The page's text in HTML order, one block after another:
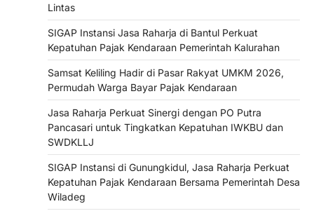
Lintas
SIGAP Instansi Jasa Raharja di Bantul Perkuat
Kepatuhan Pajak Kendaraan Pemerintah Kalurahan
Samsat Keliling Hadir di Pasar Rakyat UMKM 2026,
Permudah Warga Bayar Pajak Kendaraan
Jasa Raharja Perkuat Sinergi dengan PO Putra
Pancasari untuk Tingkatkan Kepatuhan IWKBU dan
SWDKLLJ
SIGAP Instansi di Gunungkidul, Jasa Raharja Perkuat
Kepatuhan Pajak Kendaraan Bersama Pemerintah Desa
Wiladeg